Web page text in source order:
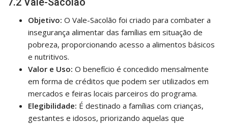
Objetivo: O Vale-Sacolão foi criado para combater a
insegurança alimentar das famílias em situação de
pobreza, proporcionando acesso a alimentos básicos
e nutritivos.
Valor e Uso: O benefício é concedido mensalmente
em forma de créditos que podem ser utilizados em
mercados e feiras locais parceiros do programa.
Elegibilidade: É destinado a famílias com crianças,
gestantes e idosos, priorizando aquelas que